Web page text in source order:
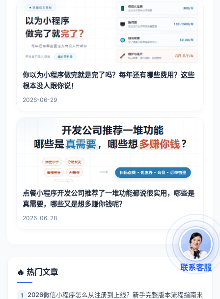
你以为小程序做完就是完了吗？每年还有哪些费用？这些
根本没人跟你说！
2026-06-29
点餐小程序开发公司推荐了一堆功能都说很实用，哪些是
真需要，哪些又是想多赚你钱呢？
2026-06-28
🔥 热门文章
1
2026微信小程序怎么从注册到上线？新手完整版本流程指南来
联系客服